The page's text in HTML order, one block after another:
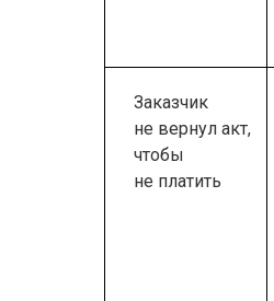
Заказчик
не вернул акт,
чтобы
не платить